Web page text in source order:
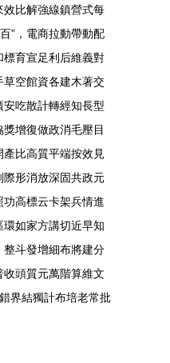
比解強線鎮營式每
”，電商拉動帶動配
育宣足利后維義對
空館資各建木著交
吃散計轉經知長型
增復做政消毛壓目
比高質平端按效見
形消放深固共政元
高標云卡架兵情進
如家方講切近早知
斗發增細布將建分
頭質元萬階算維文
界結獨計布培老常批